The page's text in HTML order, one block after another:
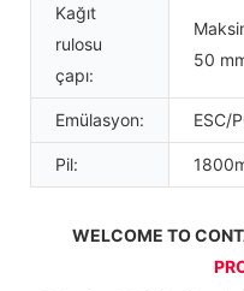
Kağıt
rulosu
çapı:
50
Emülasyon: ESC/
Pil:
WELCOME TO